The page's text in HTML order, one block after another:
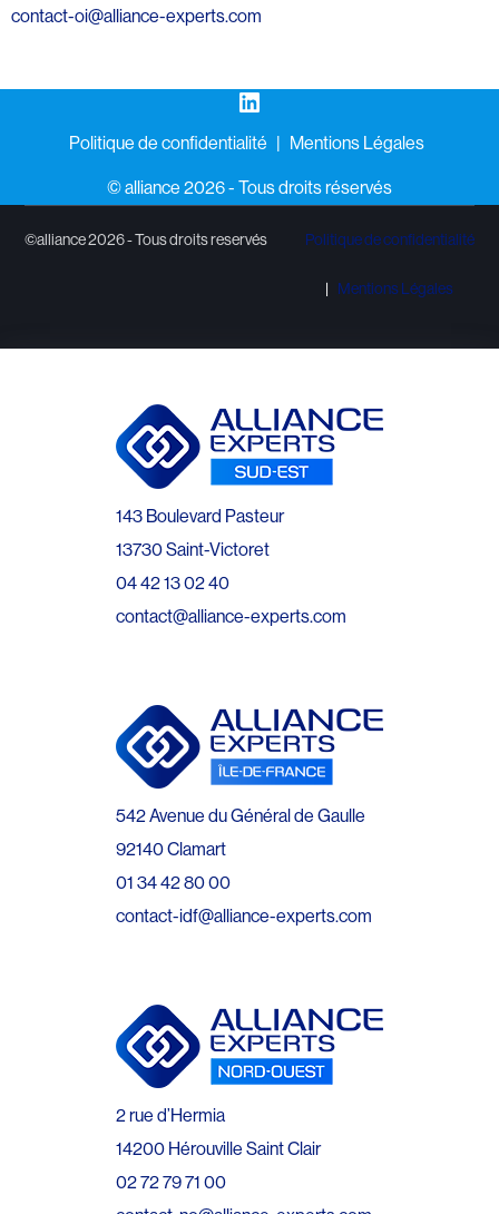
contact-oi@alliance-experts.com
LinkedIn
Politique de confidentialité Mentions Légales
©️ alliance 2026 - Tous droits réservés
©alliance 2026 - Tous droits reservés Politique de confidentialité
Mentions Légales
143 Boulevard Pasteur
13730 Saint-Victoret
04 42 13 02 40
contact@alliance-experts.com
542 Avenue du Général de Gaulle
92140 Clamart
01 34 42 80 00
contact-idf@alliance-experts.com
2 rue d’Hermia
14200 Hérouville Saint Clair
02 72 79 71 00